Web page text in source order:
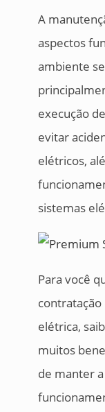
A
aspectos
ambiente
execução
evitar
elétricos,
sistemas
Para você
elétrica,
muitos
de manter